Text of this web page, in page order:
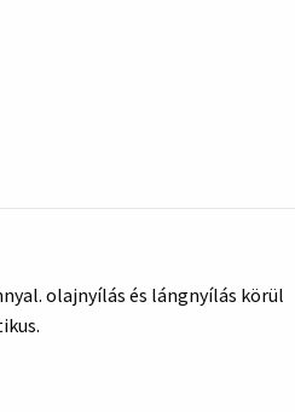
olajnyílás és lángnyílás körül